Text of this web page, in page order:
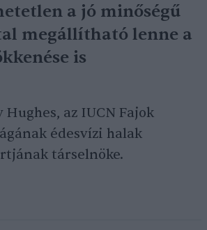
a jó minőségű
megállítható lenne a
is
az IUCN Fajok
édesvízi halak
társelnöke.